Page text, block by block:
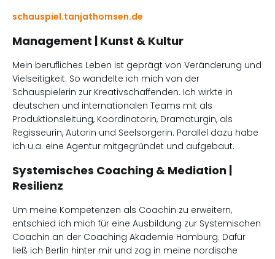
schauspiel.tanjathomsen.de
Management | Kunst & Kultur
Mein berufliches Leben ist geprägt von Veränderung und
Vielseitigkeit. So wandelte ich mich von der
Schauspielerin zur Kreativschaffenden. Ich wirkte in
deutschen und internationalen Teams mit als
Produktionsleitung, Koordinatorin, Dramaturgin, als
Regisseurin, Autorin und Seelsorgerin. Parallel dazu habe
ich u.a. eine Agentur mitgegründet und aufgebaut.
Systemisches Coaching & Mediation |
Resilienz
Um meine Kompetenzen als Coachin zu erweitern,
entschied ich mich für eine Ausbildung zur Systemischen
Coachin an der Coaching Akademie Hamburg. Dafür
ließ ich Berlin hinter mir und zog in meine nordische